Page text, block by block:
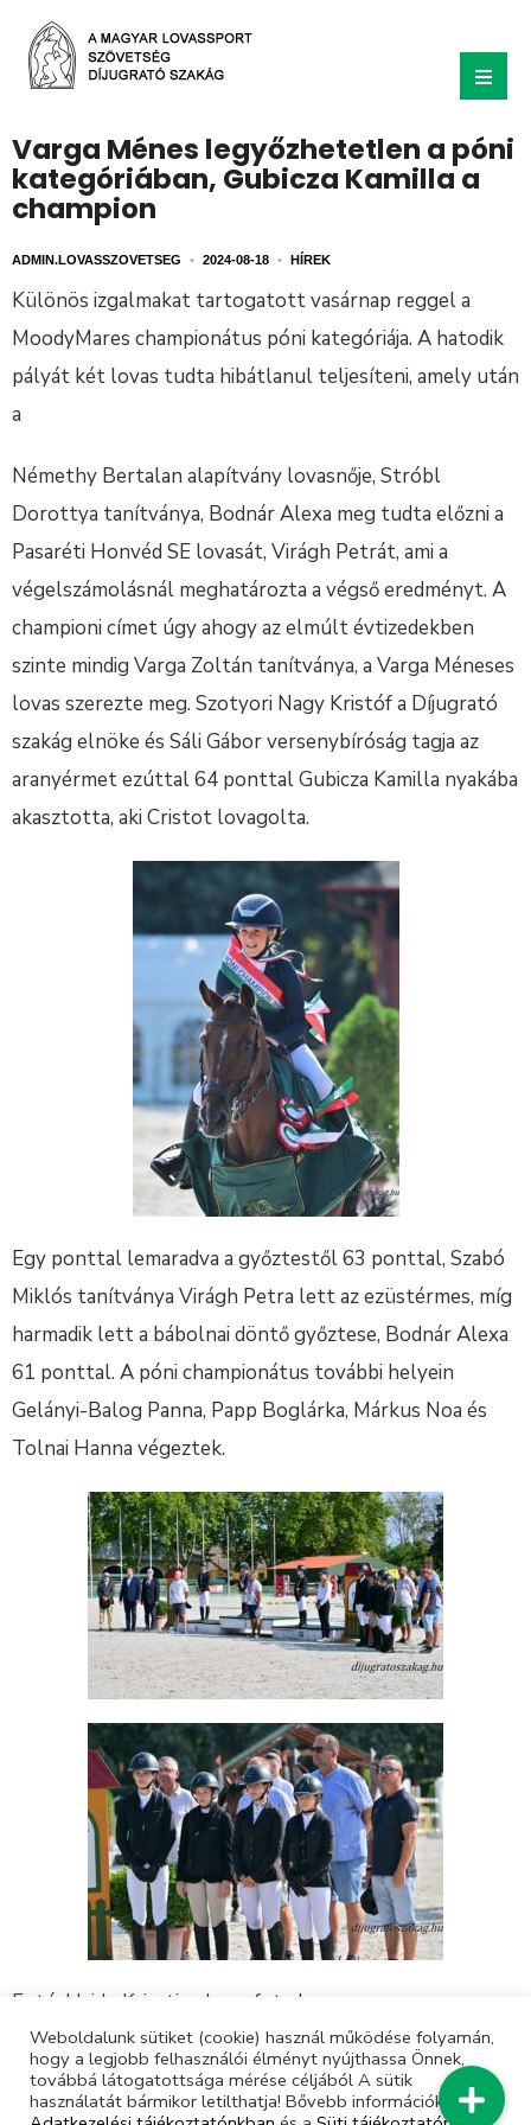
Varga Ménes legyőzhetetlen a póni
kategóriában, Gubicza Kamilla a
champion
ADMIN.LOVASSZOVETSEG • 2024-08-18 • HÍREK
Különös izgalmakat tartogatott vasárnap reggel a
MoodyMares championátus póni kategóriája. A hatodik
pályát két lovas tudta hibátlanul teljesíteni, amely után
a
Némethy Bertalan alapítvány lovasnője, Stróbl
Dorottya tanítványa, Bodnár Alexa meg tudta előzni a
Pasaréti Honvéd SE lovasát, Virágh Petrát, ami a
végelszámolásnál meghatározta a végső eredményt. A
championi címet úgy ahogy az elmúlt évtizedekben
szinte mindig Varga Zoltán tanítványa, a Varga Méneses
lovas szerezte meg. Szotyori Nagy Kristóf a Díjugrató
szakág elnöke és Sáli Gábor versenybíróság tagja az
aranyérmet ezúttal 64 ponttal Gubicza Kamilla nyakába
akasztotta, aki Cristot lovagolta.
Egy ponttal lemaradva a győztestől 63 ponttal, Szabó
Miklós tanítványa Virágh Petra lett az ezüstérmes, míg
harmadik lett a bábolnai döntő győztese, Bodnár Alexa
61 ponttal. A póni championátus további helyein
Gelányi-Balog Panna, Papp Boglárka, Márkus Noa és
Tolnai Hanna végeztek.
Fotó: Hajdu Krisztina lovasfoto.hu
Weboldalunk sütiket (cookie) használ működése folyamán,
hogy a legjobb felhasználói élményt nyújthassa Önnek,
továbbá látogatottsága mérése céljából A sütik
használatát bármikor letilthatja! Bővebb információkat erről